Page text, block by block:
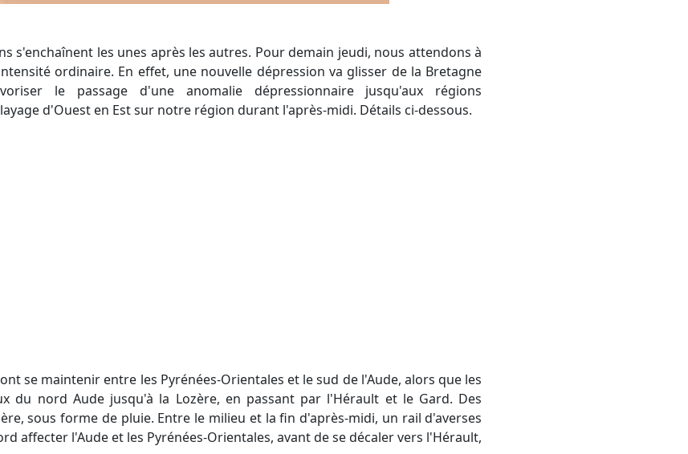
ordinaire. En effet, une nouvelle dépression va glisser de la Bretagne
le passage d'une anomalie dépressionnaire jusqu'aux régions
d'Ouest en Est sur notre région durant l'après-midi. Détails ci-dessous.
du nord Aude jusqu'à la Lozère, en passant par l'Hérault et le Gard. Des
sous forme de pluie. Entre le milieu et la fin d'après-midi, un rail d'averses
affecter l'Aude et les Pyrénées-Orientales, avant de se décaler vers l'Hérault,